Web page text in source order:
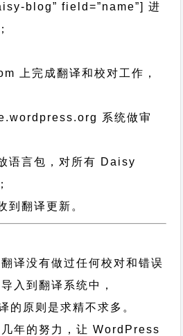
blog” field=”name”]进
上完成翻译和校对工作，
系统做审
语言包，对所有 Daisy
到翻译更新。
译没有做过任何校对和错误
入到翻译系统中，
的原则 是求精不求多。
年的努力，让 WordPress